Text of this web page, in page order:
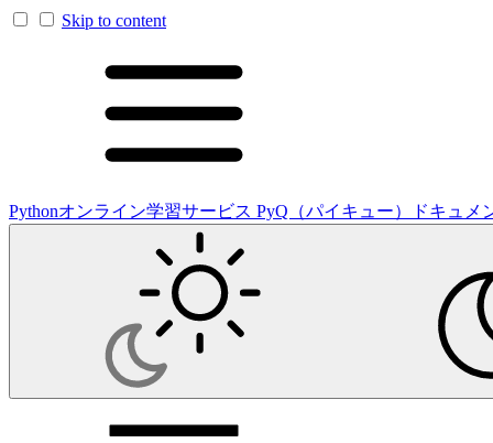
Skip to content
Pythonオンライン学習サービス PyQ（パイキュー）ドキュメ